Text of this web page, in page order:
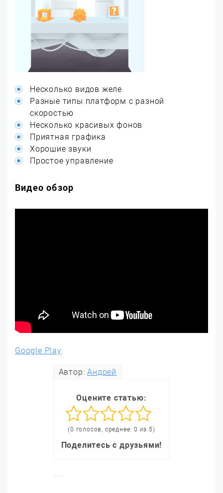
Несколько видов желе
Разные типы платформ с разной
скоростью
Несколько красивых фонов
Приятная графика
Хорошие звуки
Простое управление
Видео обзор
Google Play
Автор:Андрей
Оцените статью:
(0 голосов, среднее: 0 из 5)
Поделитесь с друзьями!